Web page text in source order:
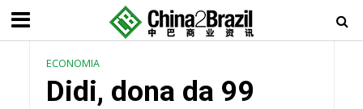
ECONOMIA
Didi, dona da 99